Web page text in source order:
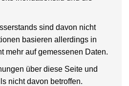
sind davon nicht
basieren allerdings in
mehr auf gemessenen Daten.
über diese Seite und
nicht davon betroffen.